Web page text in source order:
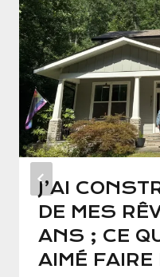
J’AI
DE MES
ANS ; CE
AIMÉ FAIRE